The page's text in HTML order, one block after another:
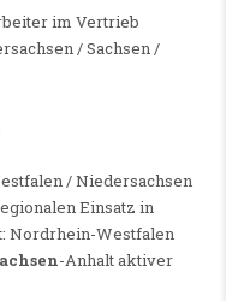
im Vertrieb
/ Sachsen /
/ Niedersachsen
Einsatz in
Nordrhein-Westfalen
-Anhalt aktiver